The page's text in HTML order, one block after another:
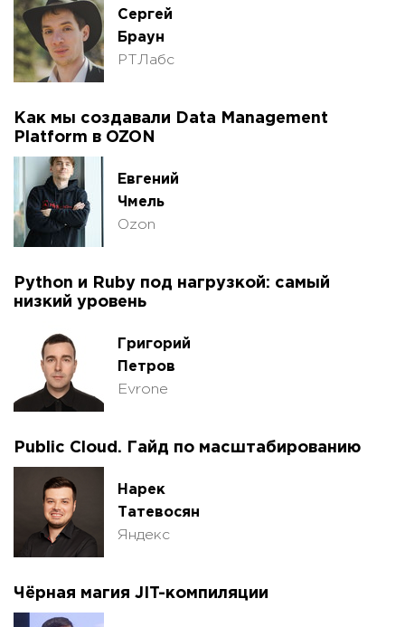
Сергей
Браун
РТЛабс
Как мы создавали Data Management
Platform в OZON
Евгений
Чмель
Ozon
Python и Ruby под нагрузкой: самый
низкий уровень
Григорий
Петров
Evrone
Public Cloud. Гайд по масштабированию
Нарек
Татевосян
Яндекс
Чёрная магия JIT-компиляции